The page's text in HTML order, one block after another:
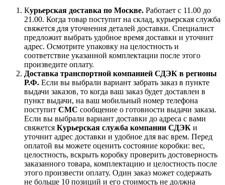
Курьерская доставка по Москве. Работает с 11.00 до
21.00. Когда товар поступит на склад, курьерская служба
свяжется для уточнения деталей доставки. Специалист
предложит выбрать удобное время доставки и уточнит
адрес. Осмотрите упаковку на целостность и
соответствие указанной комплектации после этого
произведите оплату.
Доставка транспортной компанией СДЭК в регионы
Р.Ф. Если вы выбрали вариант забрать заказ в пункте
выдачи заказов, то когда ваш заказ будет доставлен в
пункт выдачи, на ваш мобильный номер телефона
поступит СМС сообщение о готовности выдачи заказа.
Если вы выбрали вариант доставки до адреса с вами
свяжется Курьерская служба компании СДЭК и
уточнит адрес доставки и удобное для вас врем. Перед
оплатой вы можете оценить состояние коробки: вес,
целостность, вскрыть коробку проверить достоверность
заказанного товара, комплектацию и целостность после
этого произвести оплату. Один заказ может содержать
не больше 10 позиций и его стоимость не должна